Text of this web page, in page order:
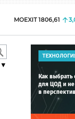
MOEXIT 1806,61
Как выбрать
для ЦОД и не
в